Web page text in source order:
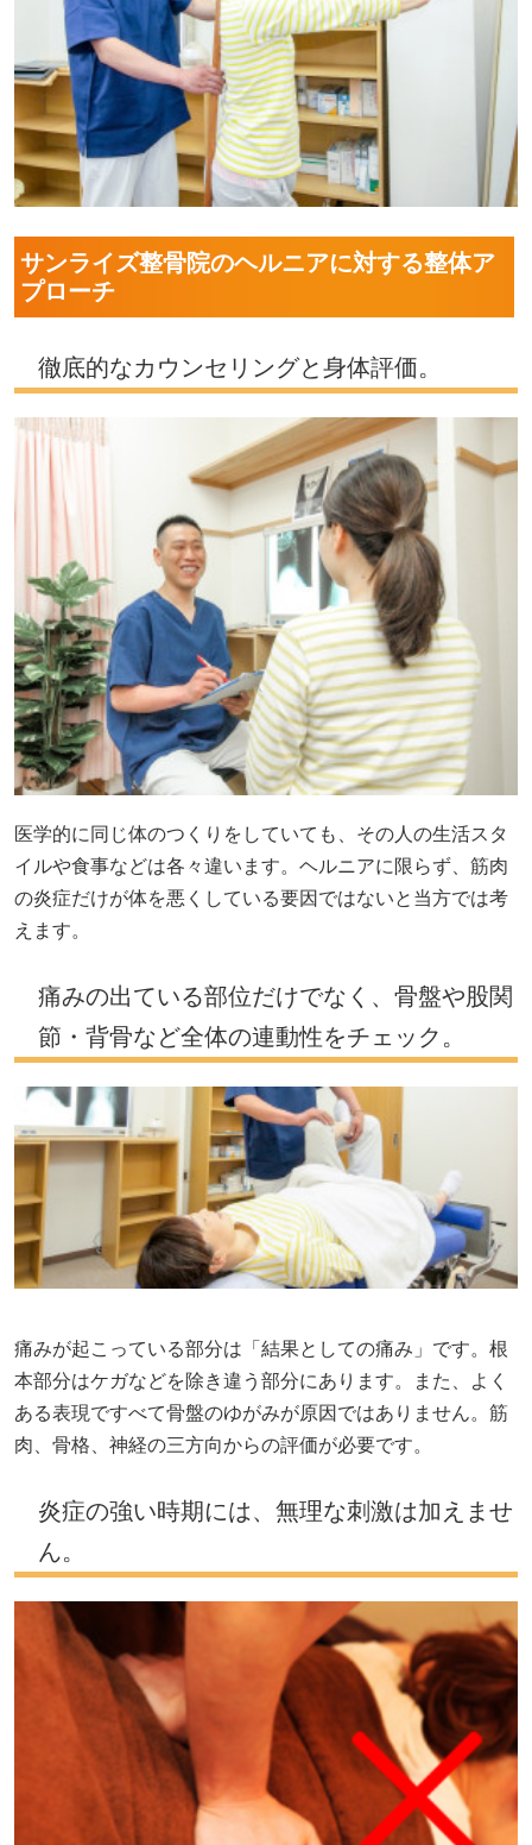
サンライズ整骨院のヘルニアに対する整体ア
プローチ
徹底的なカウンセリングと身体評価。
医学的に同じ体のつくりをしていても、その人の生活スタ
イルや食事などは各々違います。ヘルニアに限らず、筋肉
の炎症だけが体を悪くしている要因ではないと当方では考
えます。
痛みの出ている部位だけでなく、骨盤や股関
節・背骨など全体の連動性をチェック。
痛みが起こっている部分は「結果としての痛み」です。根
本部分はケガなどを除き違う部分にあります。また、よく
ある表現ですべて骨盤のゆがみが原因ではありません。筋
肉、骨格、神経の三方向からの評価が必要です。
炎症の強い時期には、無理な刺激は加えませ
ん。